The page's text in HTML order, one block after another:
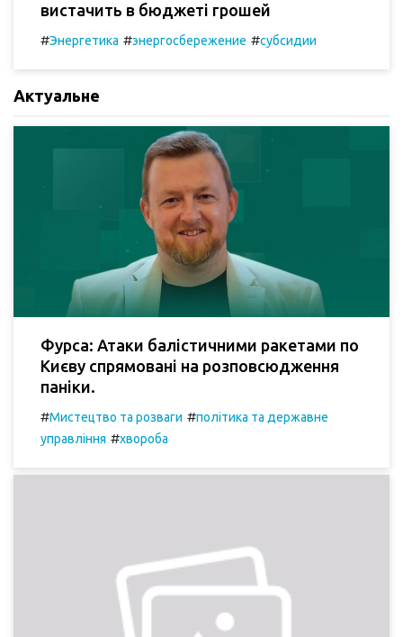
вистачить в бюджеті грошей
#Энергетика #энергосбережение #субсидии
Актуальне
Фурса: Атаки балістичними ракетами по
Києву спрямовані на розповсюдження
паніки.
#Мистецтво та розваги #політика та державне
управління #хвороба